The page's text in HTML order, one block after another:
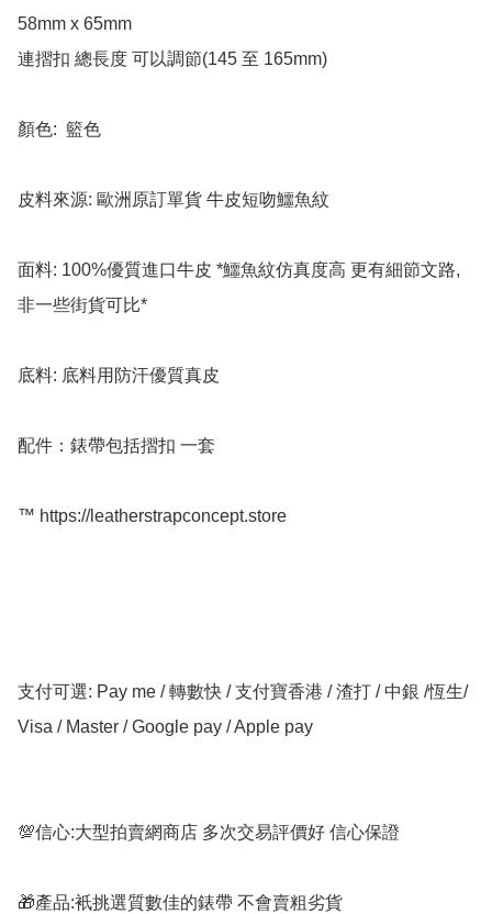
58mm x 65mm
連摺扣 總長度 可以調節(145 至 165mm)
顏色:  籃色
皮料來源: 歐洲原訂單貨 牛皮短吻鱷魚紋
面料: 100%優質進口牛皮 *鱷魚紋仿真度高 更有細節文路,
非一些街貨可比*
底料: 底料用防汗優質真皮
配件：錶帶包括摺扣 一套
™️ https://leatherstrapconcept.store
支付可選: Pay me / 轉數快 / 支付寶香港 / 渣打 / 中銀 /恆生/
Visa / Master / Google pay / Apple pay
💯信心:大型拍賣網商店 多次交易評價好 信心保證
🎁產品:衹挑選質數佳的錶帶 不會賣粗劣貨